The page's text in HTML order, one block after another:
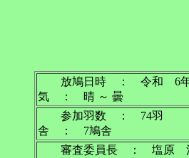
放鳩日時 ： 令和
気 ： 晴 ～ 曇
参加羽数 ： 74羽
舎 ： 7鳩舎
審査委員長 ：